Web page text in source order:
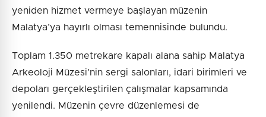
yeniden hizmet vermeye başlayan müzenin
Malatya’ya hayırlı olması temennisinde bulundu.
Toplam 1.350 metrekare kapalı alana sahip Malatya
Arkeoloji Müzesi’nin sergi salonları, idari birimleri ve
depoları gerçekleştirilen çalışmalar kapsamında
yenilendi. Müzenin çevre düzenlemesi de